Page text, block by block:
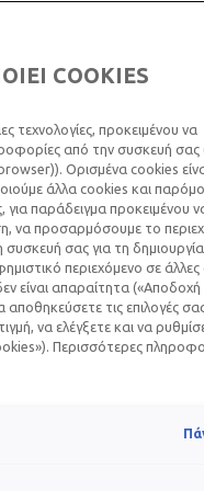
μέλασμα αλλά και οι
μπορεί να μείνουν
είναι πάντα η
κηλίδες, πώς
λύσεις
COOKIES
τεχνολογίες, προκειμένου να
από την συσκευή σας
Ορισμένα cookies
άλλα cookies και
παράδειγμα προκειμένου
να προσαρμόσουμε το
σας για τη
περιεχόμενο σε άλλες
είναι απαραίτητα
τις επιλογές
να ελέγξετε και να
Περισσότερες